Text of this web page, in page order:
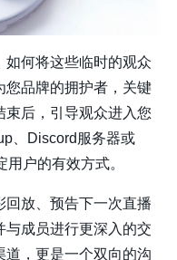
如何将这些临时的观众
您品牌的拥护者，关键
束后，引导观众进入您
、Discord服务器或
户的有效方式。
回放、预告下一次直播
与成员进行更深入的交
道，更是一个双向的沟